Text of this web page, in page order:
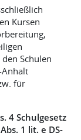
Kursen
Schulen
Anhalt
für
4 Schulgesetz
1 lit. e DS-